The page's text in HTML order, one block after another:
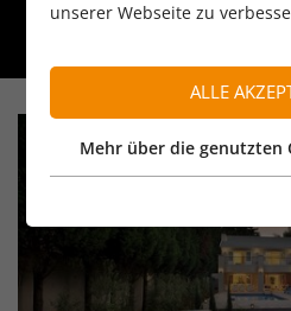
089 / 8 11
unserer Webseite zu
ALLE
Mehr über die genutzten